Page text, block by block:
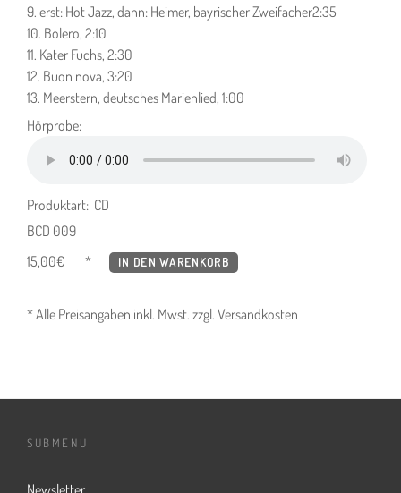
9. erst: Hot Jazz, dann: Heimer, bayrischer Zweifacher2:35
10. Bolero, 2:10
11. Kater Fuchs, 2:30
12. Buon nova, 3:20
13. Meerstern, deutsches Marienlied, 1:00
Hörprobe:
Produktart: CD
BCD 009
15,00€ IN DEN WARENKORB
* Alle Preisangaben inkl. Mwst. zzgl. Versandkosten
SUBMENU